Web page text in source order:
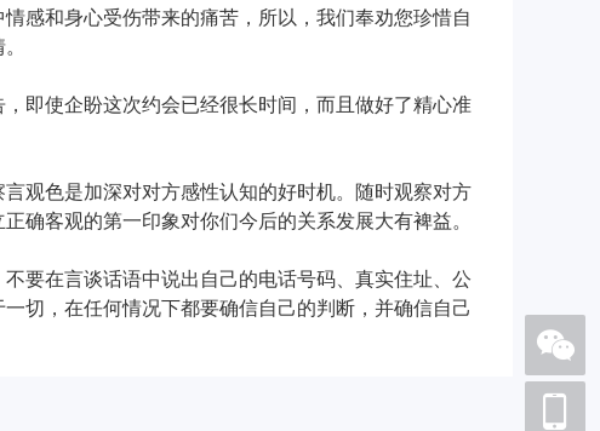
感和身心受伤带来的痛苦，所以，我们奉劝您珍惜自
即使企盼这次约会已经很长时间，而且做好了精心准
观色是加深对对方感性认知的好时机。随时观察对方
确客观的第一印象对你们今后的关系发展大有裨益。
要在言谈话语中说出自己的电话号码、真实住址、公
，在任何情况下都要确信自己的判断，并确信自己